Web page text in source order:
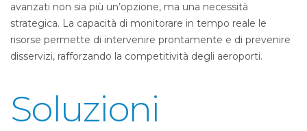
avanzati non sia più un’opzione, ma una necessità
strategica. La capacità di monitorare in tempo reale le
risorse permette di intervenire prontamente e di prevenire
disservizi, rafforzando la competitività degli aeroporti.
Soluzioni